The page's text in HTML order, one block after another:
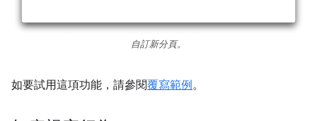
自訂新分頁。
如要試用這項功能，請參閱覆寫範例。